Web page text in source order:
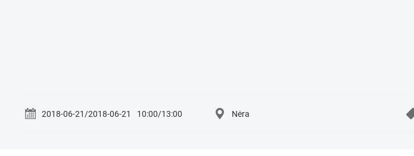
2018-06-21/2018-06-21 10:00/13:00 Nėra